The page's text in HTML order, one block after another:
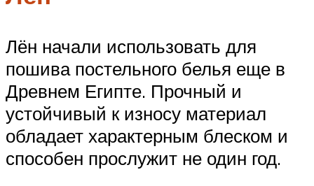
Лён начали использовать для
пошива постельного белья еще в
Древнем Египте. Прочный и
устойчивый к износу материал
обладает характерным блеском и
способен прослужит не один год.